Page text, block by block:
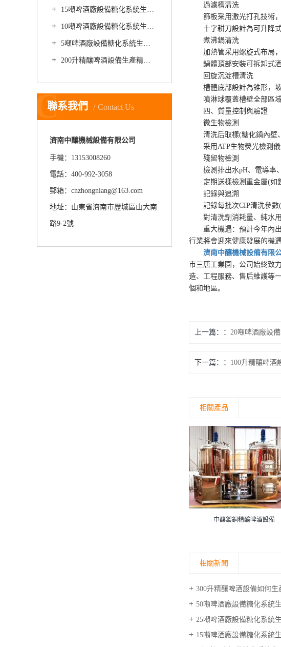
15噸啤酒廠設備糖化系統生產精釀小麥啤酒的基本方法
10噸啤酒廠設備糖化系統生產精釀啤酒如何進行麥芽發芽
5噸啤酒廠設備糖化系統生產精釀啤酒時如何防止啤酒麥芽粉碎不徹底
200升精釀啤酒設備生產精釀啤酒時如何防止啤酒的甜味過重
聯系我們 Contact Us
C
濟南中釀機械設備有限公司
手機：13153008260
電話：400-992-3058
郵箱：cnzhongniang@163.com
地址：山東省濟南市歷城區山大南
路9-2號
過濾槽清洗
篩板采用激光打孔技術，
十字耕刀設計為可升降式
煮沸鍋清洗
加熱管采用螺旋式布局，
鍋體頂部安裝可拆卸式酒
回旋沉淀槽清洗
槽體底部設計為錐形，坡
噴淋球覆蓋槽壁全部區域
四、質量控制與驗證
微生物檢測
清洗后取樣(糖化鍋內壁、
采用ATP生物熒光檢測儀
殘留物檢測
檢測排出水pH、電導率、
定期送樣檢測重金屬(如鎳
記錄與追溯
記錄每批次CIP清洗參數(
對清洗劑消耗量、純水用
重大機遇：預計今年內出
行業將會迎來健康發展的機
濟南中釀機械設備有限
市三唐工業園，公司始終致
造、工程服務、售后維護等
個和地區。
上一篇： 20噸啤酒廠設
下一篇： 100升精釀啤酒
相關產品
相關新聞
300升精釀啤酒設備如何
50噸啤酒廠設備糖化系統生產
25噸啤酒廠設備糖化系統生產精
15噸啤酒廠設備糖化系統